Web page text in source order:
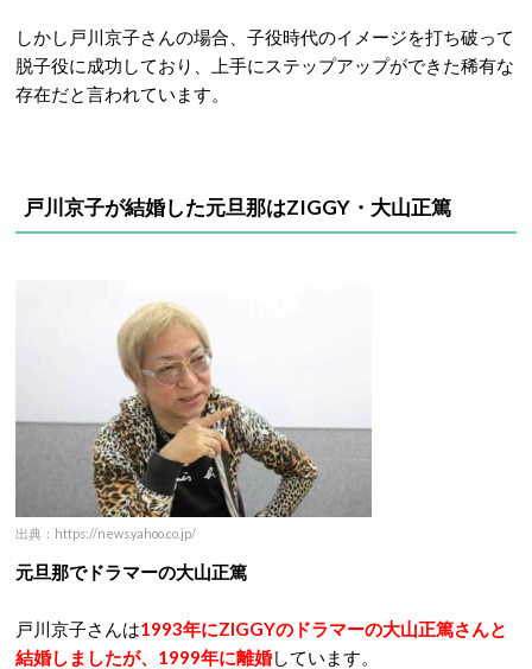
しかし戸川京子さんの場合、子役時代のイメージを打ち破って
脱子役に成功しており、上手にステップアップができた稀有な
存在だと言われています。
戸川京子が結婚した元旦那はZIGGY・大山正篤
出典：https://news.yahoo.co.jp/
元旦那でドラマーの大山正篤
戸川京子さんは1993年にZIGGYのドラマーの大山正篤さんと
結婚しましたが、1999年に離婚しています。